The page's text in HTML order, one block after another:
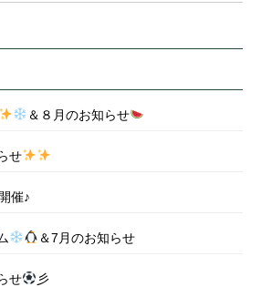
＆８月のお知らせ
せ
催♪
＆7月のお知らせ
せ 彡